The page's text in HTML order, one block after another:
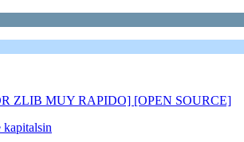
ZLIB MUY RAPIDO] [OPEN SOURCE]
kapitalsin